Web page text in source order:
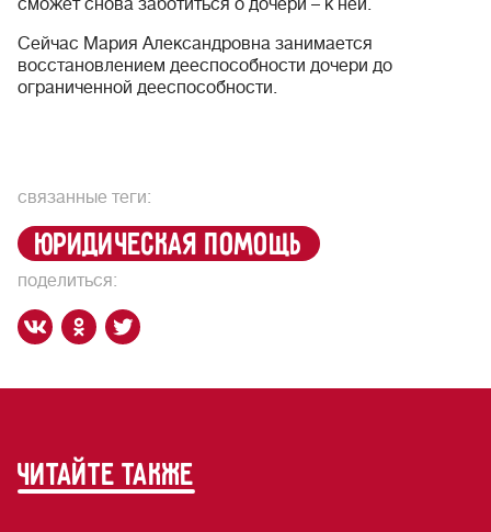
сможет снова заботиться о дочери – к ней.
Сейчас Мария Александровна занимается
восстановлением дееспособности дочери до
ограниченной дееспособности.
поделиться:
связанные теги:
юридическая помощь
читайте также